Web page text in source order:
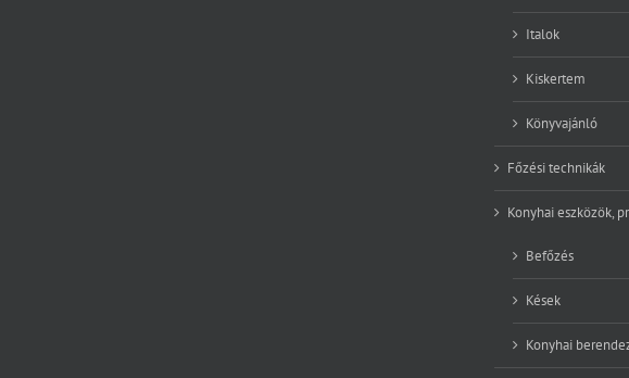
Italok
Kiskertem
Könyvajánló
Főzési technikák
Konyhai eszközök,
Befőzés
Kések
Konyhai